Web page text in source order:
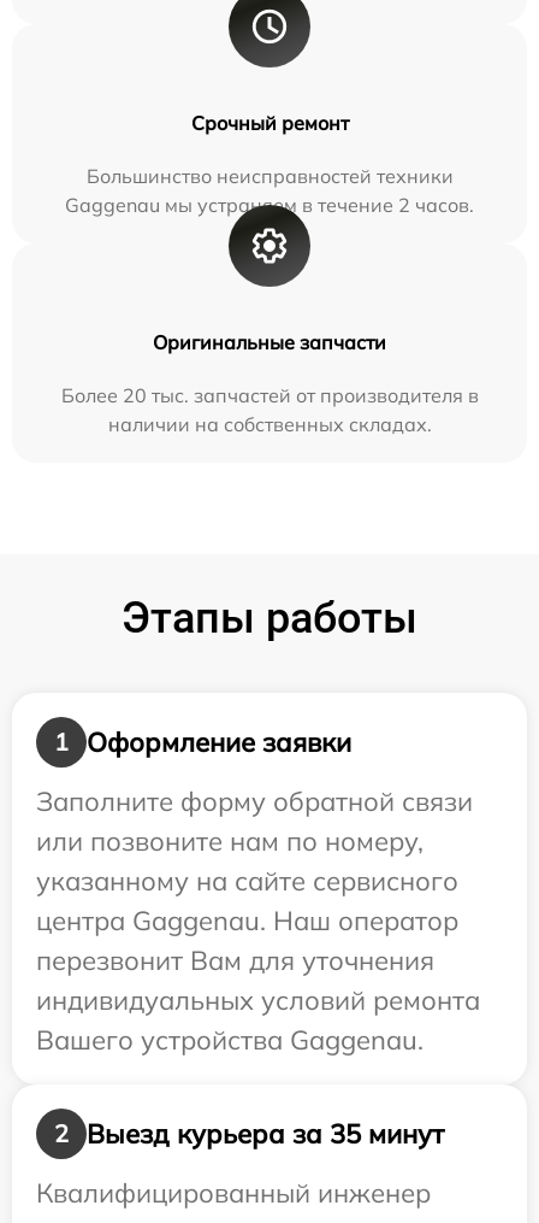
Срочный ремонт
Большинство неисправностей техники
Gaggenau мы устраняем в течение 2 часов.
Оригинальные запчасти
Более 20 тыс. запчастей от производителя в
наличии на собственных складах.
Этапы работы
1
Оформление заявки
Заполните форму обратной связи
или позвоните нам по номеру,
указанному на сайте сервисного
центра Gaggenau. Наш оператор
перезвонит Вам для уточнения
индивидуальных условий ремонта
Вашего устройства Gaggenau.
2
Выезд курьера за 35 минут
Квалифицированный инженер